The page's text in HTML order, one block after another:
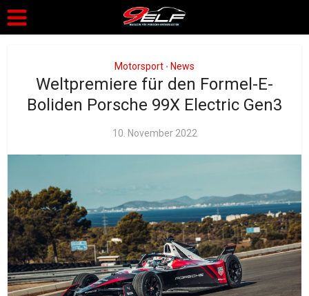
Motorsport • News
Weltpremiere für den Formel-E-
Boliden Porsche 99X Electric Gen3
10. November 2022